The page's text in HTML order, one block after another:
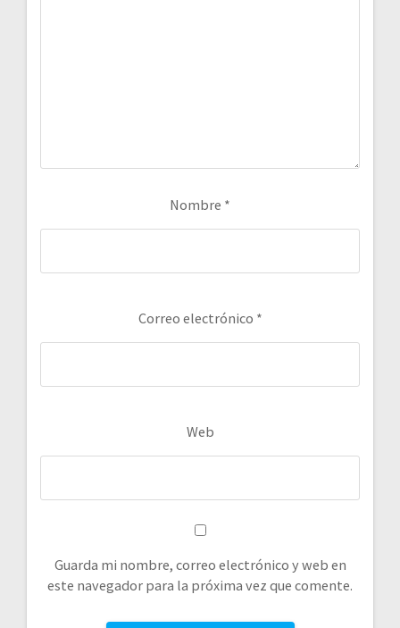
Nombre *
Correo electrónico *
Web
Guarda mi nombre, correo electrónico y web en
este navegador para la próxima vez que comente.